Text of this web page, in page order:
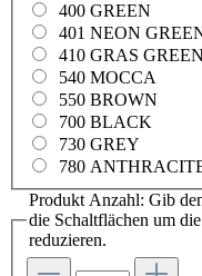
400 GREEN
401 NEON
410 GRAS GREEN
540 MOCCA
550 BROWN
700 BLACK
730 GREY
780
Produkt Anzahl: Gib
die Schaltflächen um
reduzieren.